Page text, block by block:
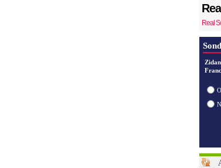
Real